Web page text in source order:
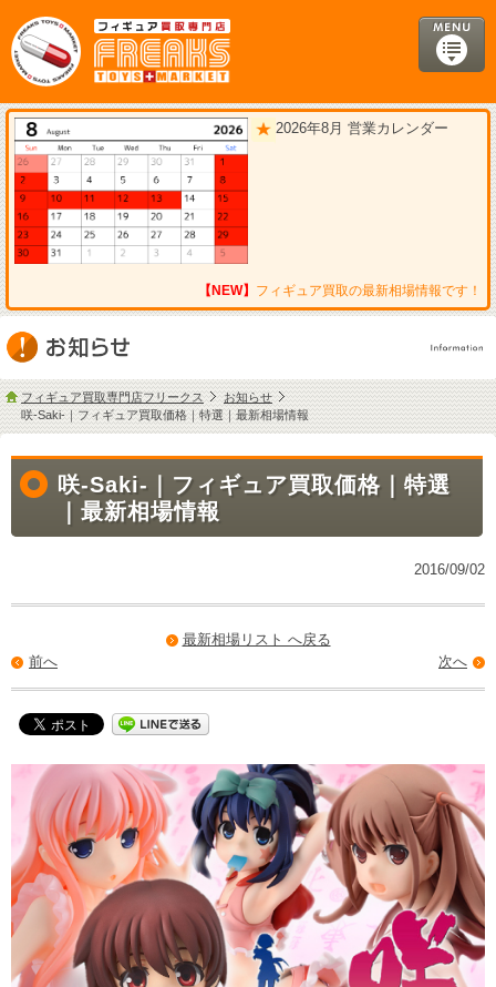
2026年8月 営業カレンダー
【NEW】 フィギュア買取の最新相場情報です！
フィギュア買取専門店フリークス
お知らせ
咲-Saki-｜フィギュア買取価格｜特選｜最新相場情報
咲-Saki-｜フィギュア買取価格｜特選
｜最新相場情報
2016/09/02
最新相場リスト へ戻る
次へ
前へ